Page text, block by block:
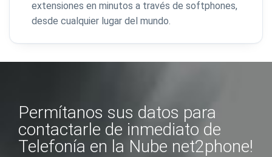
extensiones en minutos a través de softphones,
desde cualquier lugar del mundo.
Permítanos sus datos para
contactarle de inmediato de
Telefonía en la Nube net2phone!